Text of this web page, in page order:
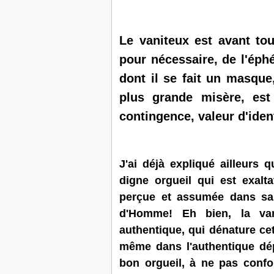
Le vaniteux est avant
pour nécessaire, de
dont il se fait un
plus grande misère,
contingence, valeur
J'ai déjà expliqué ailleurs
digne orgueil qui est
perçue et assumée dans
d'Homme! Eh bien, la
authentique, qui dénature
même dans l'authentique
bon orgueil, à ne pas